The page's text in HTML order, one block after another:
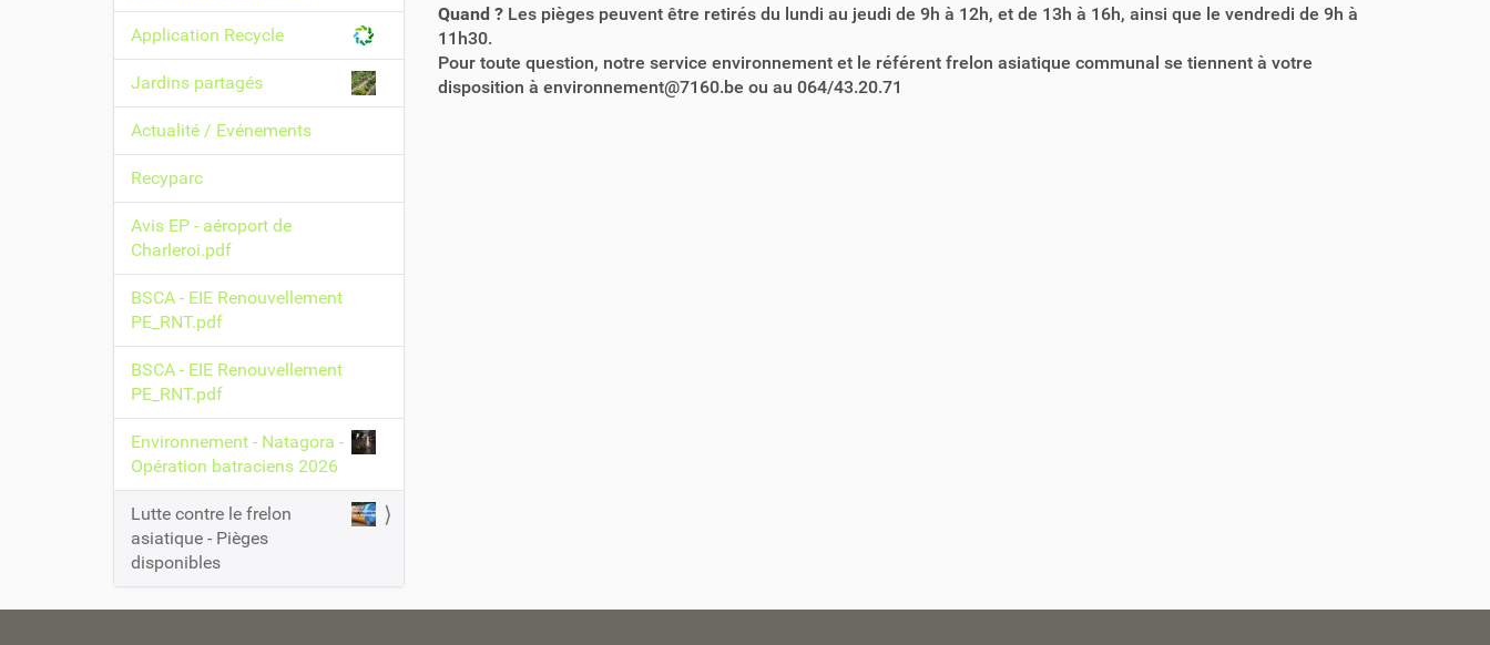
Quand ?Les pièges peuvent être retirés du lundi au jeudi de 9h à 12h, et de 13h à 16h, ainsi que le vendredi de 9h à
11h30.
Pour toute question, notre service environnement et le référent frelon asiatique communal se tiennent à votre
disposition à environnement@7160.be ou au 064/43.20.71
Application Recycle
Jardins partagés
Actualité / Evénements
Recyparc
Avis EP - aéroport de
Charleroi.pdf
BSCA - EIE Renouvellement
PE_RNT.pdf
BSCA - EIE Renouvellement
PE_RNT.pdf
Environnement - Natagora -
Opération batraciens 2026
Lutte contre le frelon
asiatique - Pièges
disponibles